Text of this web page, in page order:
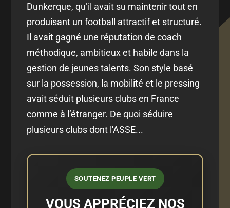
Dunkerque, qu’il avait su maintenir tout en
produisant un football attractif et structuré.
Il avait gagné une réputation de coach
méthodique, ambitieux et habile dans la
gestion de jeunes talents. Son style basé
sur la possession, la mobilité et le pressing
avait séduit plusieurs clubs en France
comme à l’étranger. De quoi séduire
plusieurs clubs dont l'ASSE...
SOUTENEZ PEUPLE VERT
VOUS APPRÉCIEZ NOS